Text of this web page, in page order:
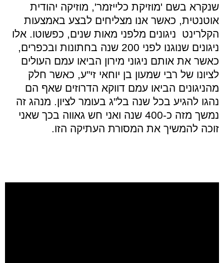
שנקרא בשם 'מוזיקת כלייזמר', מוזיקה יהודית
אוטנטית, כאשר אנו מצליחים לבצע באמצעות
הקלרינט ניגונים מלפני מאות שנים, כפשוטו. אלו
ניגונים שנוגנו לפני 200 שנה בחתונות ובכפרים,
כאשר את אותם ניגוני מירון הביאו עמם העולים
לציונו של רבי שמעון בן יוחאי זי"ע, כאשר חלק
מהניגונים הביאו עמם דווקא הדרוזים שאף הם
נהגו להגיע בכל שנה בל"ג בעומר לציון. מנהג זה
נמשך מזה כ-400 שנה ואני חש גאווה בכך שאני
זוכה להמשיך את המסורת העתיקה הזו.